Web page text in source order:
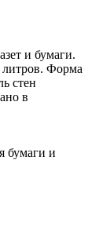
и бумаги.
Форма
стен
в
бумаги и